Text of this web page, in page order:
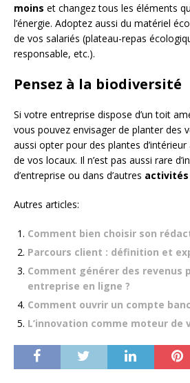
moins et changez tous les éléments
l’énergie. Adoptez aussi du matériel
de vos salariés (plateau-repas
responsable, etc.).
Pensez à la biodiversité
Si votre entreprise dispose d’un toit
vous pouvez envisager de planter des
aussi opter pour des plantes d’intérieur
de vos locaux. Il n’est pas aussi rare
d’entreprise ou dans d’autres
Autres articles:
Comment bien choisir son
Parcours client : définition et
Comment générer des revenus
entreprise en ligne ?
Comment ouvrir un compte
L’innovation comme moteur de